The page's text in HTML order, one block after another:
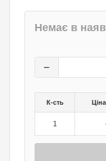
Немає в
−
К-сть
1